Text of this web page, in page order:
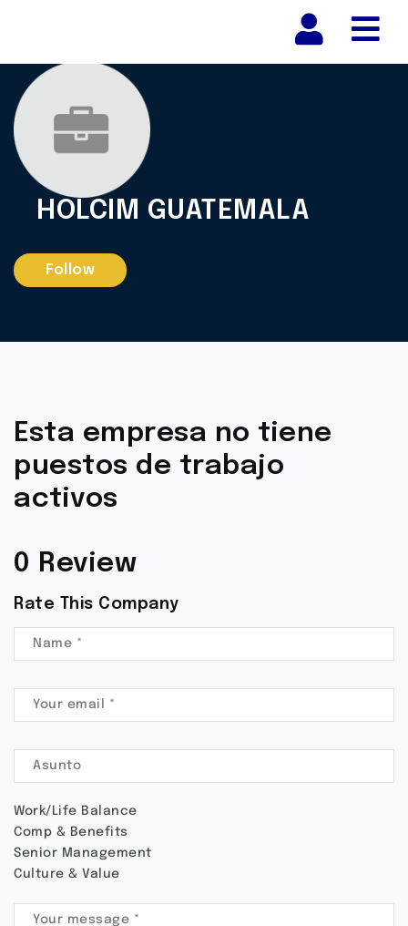
HOLCIM GUATEMALA
Follow
Esta empresa no tiene
puestos de trabajo
activos
0 Review
Rate This Company
Work/Life Balance
Comp & Benefits
Senior Management
Culture & Value